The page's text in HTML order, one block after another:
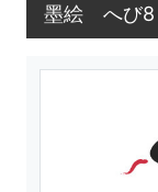
墨絵 へび8